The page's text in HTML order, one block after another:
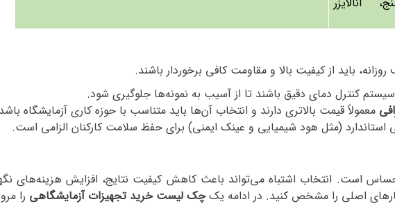
باید از کیفیت بالا و مقاومت کافی برخوردار باشند.
کنترل دمای دقیق باشند تا از آسیب به نمونه‌ها جلوگیری شود.
معمولاً قیمت بالاتری دارند و انتخاب آن‌ها باید متناسب با حوزه کاری آزمایشگاه باشد
استاندارد (مثل هود شیمیایی و عینک ایمنی) برای حفظ سلامت کارکنان الزامی است.
است. انتخاب اشتباه می‌تواند باعث کاهش کیفیت نتایج، افزایش هزینه‌های
اصلی را مشخص کنید. در ادامه یکچک ‌لیست خرید تجهیزات آزمایشگاهی را